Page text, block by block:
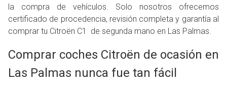
la compra de vehículos. Solo nosotros ofrecemos
certificado de procedencia, revisión completa y garantía al
comprar tu Citroën C1 de segunda mano en Las Palmas.
Comprar coches Citroën de ocasión en
Las Palmas nunca fue tan fácil